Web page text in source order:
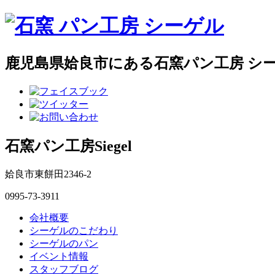
鹿児島県姶良市にある石窯パン工房 シ
石窯パン工房Siegel
姶良市東餅田2346-2
0995-73-3911
会社概要
シーゲルのこだわり
シーゲルのパン
イベント情報
スタッフブログ